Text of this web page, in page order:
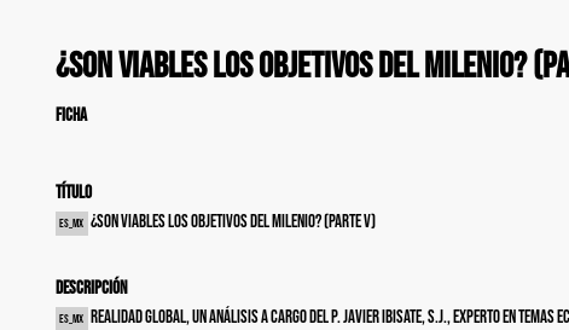
¿Son viables los Objetivos del Milenio?
FICHA
Título
es_MX ¿Son viables los Objetivos del Milenio? (Parte V)
Descripción
es_MX Realidad global, un análisis a cargo del P. Javier Ibisate, S.J., experto en temas